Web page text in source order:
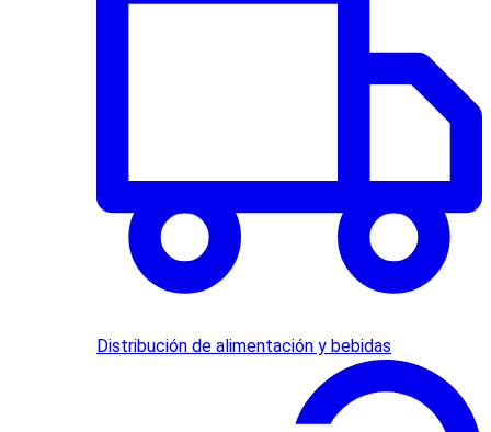
Distribución de alimentación y bebidas